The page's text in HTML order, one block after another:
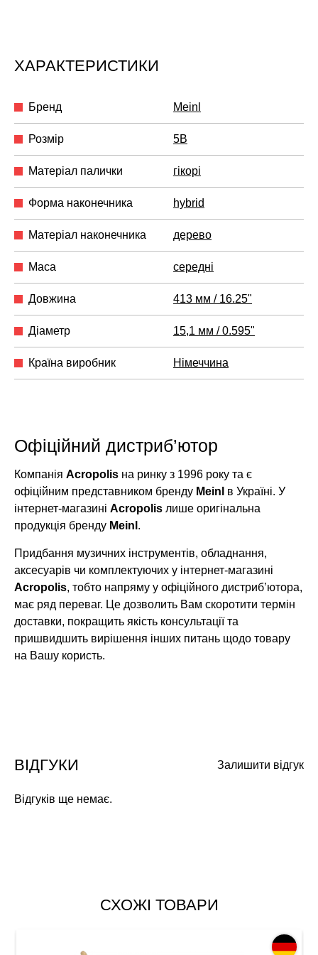
ХАРАКТЕРИСТИКИ
Бренд Meinl
Розмір 5B
Матеріал палички гікорі
Форма наконечника hybrid
Матеріал наконечника дерево
Маса середні
Довжина 413 мм / 16.25"
Діаметр 15,1 мм / 0.595"
Країна виробник Німеччина
Офіційний дистриб’ютор
Компанія Acropolis на ринку з 1996 року та є
офіційним представником бренду Meinl в Україні. У
інтернет-магазині Acropolis лише оригінальна
продукція бренду Meinl .
Придбання музичних інструментів, обладнання,
аксесуарів чи комплектуючих у інтернет-магазині
Acropolis, тобто напряму у офіційного дистриб’ютора,
має ряд переваг. Це дозволить Вам скоротити термін
доставки, покращить якість консультації та
пришвидшить вирішення інших питань щодо товару
на Вашу користь.
Залишити відгук
ВІДГУКИ
Відгуків ще немає.
СХОЖІ ТОВАРИ